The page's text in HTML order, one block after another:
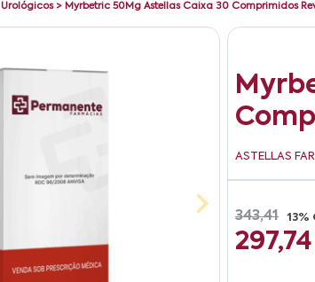
Urológicos> Myrbetric 50Mg Astellas Caixa 30 Comprimidos
ASTELLAS
343,41 13%
297,74